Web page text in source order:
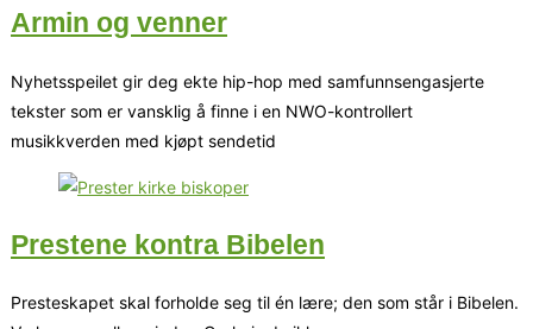
Armin og venner
Nyhetsspeilet gir deg ekte hip-hop med samfunnsengasjerte
tekster som er vansklig å finne i en NWO-kontrollert
musikkverden med kjøpt sendetid
Prestene kontra Bibelen
Presteskapet skal forholde seg til én lære; den som står i Bibelen.